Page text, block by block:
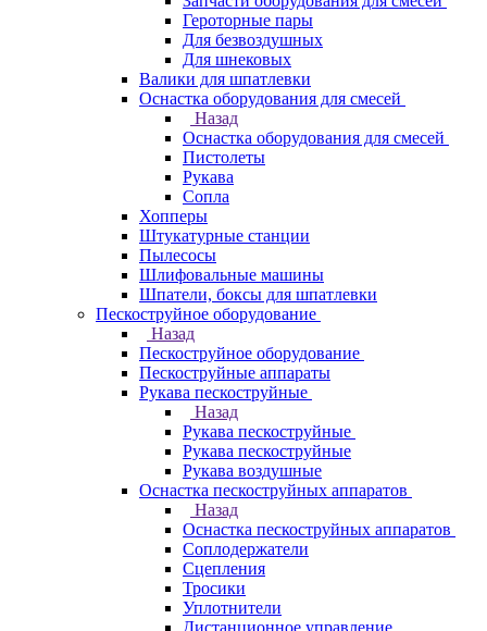
Героторные пары
Для безвоздушных
Для шнековых
Валики для шпатлевки
Оснастка оборудования для смесей
Назад
Оснастка оборудования для смесей
Пистолеты
Рукава
Сопла
Хопперы
Штукатурные станции
Пылесосы
Шлифовальные машины
Шпатели, боксы для шпатлевки
Пескоструйное оборудование
Назад
Пескоструйное оборудование
Пескоструйные аппараты
Рукава пескоструйные
Назад
Рукава пескоструйные
Рукава пескоструйные
Рукава воздушные
Оснастка пескоструйных аппаратов
Назад
Оснастка пескоструйных аппаратов
Соплодержатели
Сцепления
Тросики
Уплотнители
Дистанционное управление